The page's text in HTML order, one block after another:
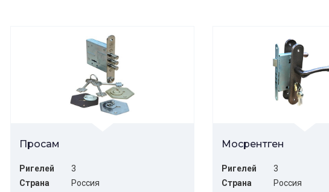
Просам
Ригелей
3
Страна
Россия
Мосрентген
Ригелей
3
Страна
Россия